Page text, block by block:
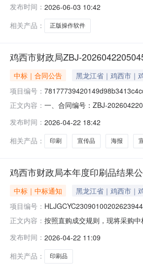
求：正版操作软件
日
发布时间： 2026-06-03 10:42
相关产品：
正版操作软件
鸡西市财政局ZBJ-
中标｜合同公告 黑龙江省｜鸡西市｜
项目编号：
正文内容： 一、合同编号：ZBJ-
星街395联系方式：
发布时间： 2026-04-22 18:42
相关产品：
印刷 宣传品 海报
鸡西市财政局本年度印刷品结果
中标｜中标通知 黑龙江省｜鸡西市｜
项目编号：
正文内容： 按照直购成交规则，现将采购
的信息标的类型：服务类名称
发布时间： 2026-04-22 11:09
相关产品：
印刷品